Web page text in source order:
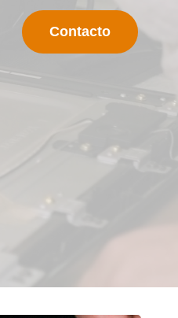
Contacto